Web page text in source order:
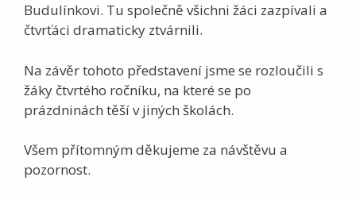
Budulínkovi. Tu společně všichni žáci zazpívali a
čtvrťáci dramaticky ztvárnili.
Na závěr tohoto představení jsme se rozloučili s
žáky čtvrtého ročníku, na které se po
prázdninách těší v jiných školách.
Všem přítomným děkujeme za návštěvu a
pozornost.